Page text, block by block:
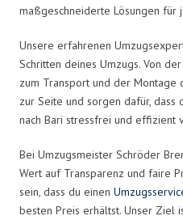
maßgeschneiderte Lösungen für
Unsere erfahrenen
Schritten deines Umzugs. Von
zum Transport und der
zur Seite und sorgen dafür, dass
nach Bari stressfrei und effizient
Bei Umzugsmeister Schröder
Wert auf Transparenz und faire
sein, dass du einen
besten Preis erhältst. Unser Ziel